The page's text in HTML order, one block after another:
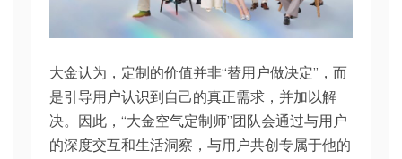
大金认为，定制的价值并非“替用户做决定”，而
是引导用户认识到自己的真正需求，并加以解
决。因此，“大金空气定制师”团队会通过与用户
的深度交互和生活洞察，与用户共创专属于他的